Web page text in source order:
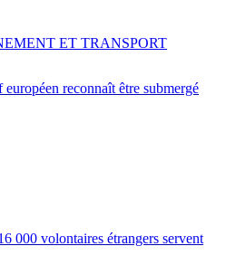
reconnaît être submergé
ET TRANSPORT
000 volontaires étrangers servent